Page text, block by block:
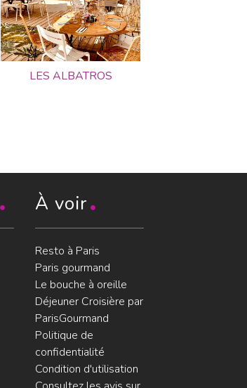
LES ALBATROS
À voir
Resto à Paris
Paris gourmand
Le bouche à oreille
Déjeuner Croisière par
ParisGourmand
Politique de
confidentialité
Condition d'utilisation